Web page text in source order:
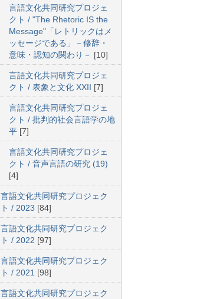
言語文化共同研究プロジェ
クト / "The Rhetoric IS the
Message"「レトリックはメ
ッセージである」－修辞・
意味・認知の関わり－ [10]
言語文化共同研究プロジェ
クト / 表象と文化 XXII [7]
言語文化共同研究プロジェ
クト / 批判的社会言語学の地
平 [7]
言語文化共同研究プロジェ
クト / 音声言語の研究 (19)
[4]
言語文化共同研究プロジェク
ト / 2023 [84]
言語文化共同研究プロジェク
ト / 2022 [97]
言語文化共同研究プロジェク
ト / 2021 [98]
言語文化共同研究プロジェク